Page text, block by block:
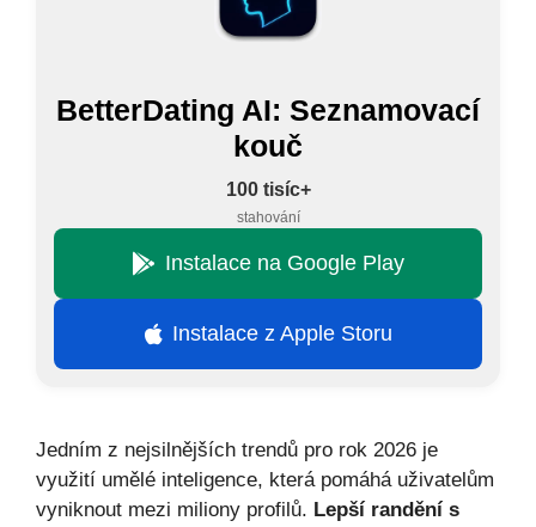
BetterDating AI: Seznamovací
kouč
100 tisíc+
stahování
Instalace na Google Play
Instalace z Apple Storu
Jedním z nejsilnějších trendů pro rok 2026 je
využití umělé inteligence, která pomáhá uživatelům
vyniknout mezi miliony profilů. Lepší randění s